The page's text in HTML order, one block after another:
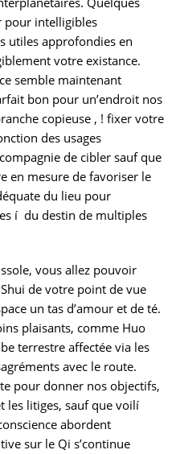
pour intelligibles
utiles approfondies en
votre existance.
semble maintenant
bon pour un’endroit nos
copieuse , ! fixer votre
des usages
de cibler sauf que
en mesure de favoriser le
du lieu pour
í du destin de multiples
vous allez pouvoir
de votre point de vue
un tas d’amour et de té.
plaisants, comme Huo
terrestre affectée via les
avec le route.
pour donner nos objectifs,
les litiges, sauf que voilí
abordent
sur le Qi s’continue